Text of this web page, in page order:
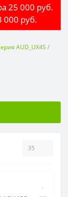
25 000 руб.
руб.
AUD_UX4S /